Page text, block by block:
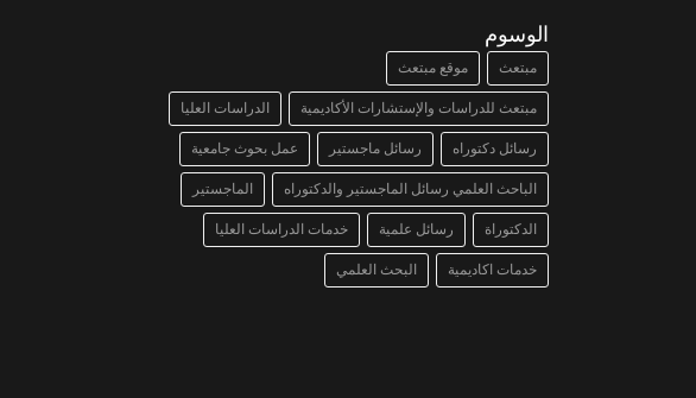
الوسوم
مبتعث موقع مبتعث
مبتعث للدراسات والإستشارات الأكاديمية الدراسات العليا
رسائل دكتوراه رسائل ماجستير عمل بحوث جامعية
الباحث العلمي رسائل الماجستير والدكتوراه الماجستير
الدكتوراة رسائل علمية خدمات الدراسات العليا
خدمات اكاديمية البحث العلمي